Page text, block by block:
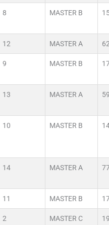
8 MASTER B
12 MASTER A
9 MASTER B
13 MASTER A
10 MASTER B
14 MASTER A
11 MASTER B
2 MASTER C